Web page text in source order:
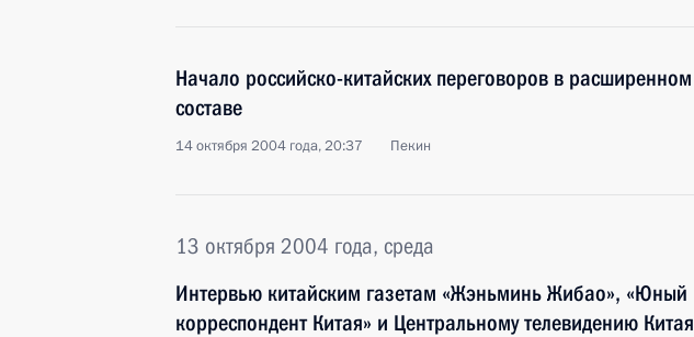
Начало российско-китайских переговоров в расширенном
составе
14 октября 2004 года, 20:37 Пекин
13 октября 2004 года, среда
Интервью китайским газетам «Жэньминь Жибао», «Юный
корреспондент Китая» и Центральному телевидению Китая